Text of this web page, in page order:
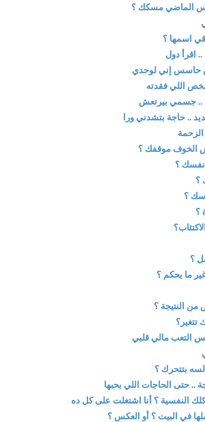
بس الماضي مسكك ؟
اسمها ؟
.. اقرأ دول
حاسس إني لوحدي
اللي فقدته
.. جسمي بيرتعش
.. حاجة بتشدني ورا
الخوف موقفك ؟
نفسك ؟
؟
؟
؟
؟
ما يحكم ؟
النتيجة ؟
تتغير؟
التعب مالي قلبي
بتتحرك ؟
حتى الحاجات اللي بحبها
النفسية ؟ أنا اشتغلت على كل ده
في البيت ؟ أو العكس ؟